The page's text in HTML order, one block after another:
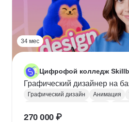
34 мес
Цифрофой колледж
Графический дизайнер на
Графический дизайн Анимация
270 000 ₽